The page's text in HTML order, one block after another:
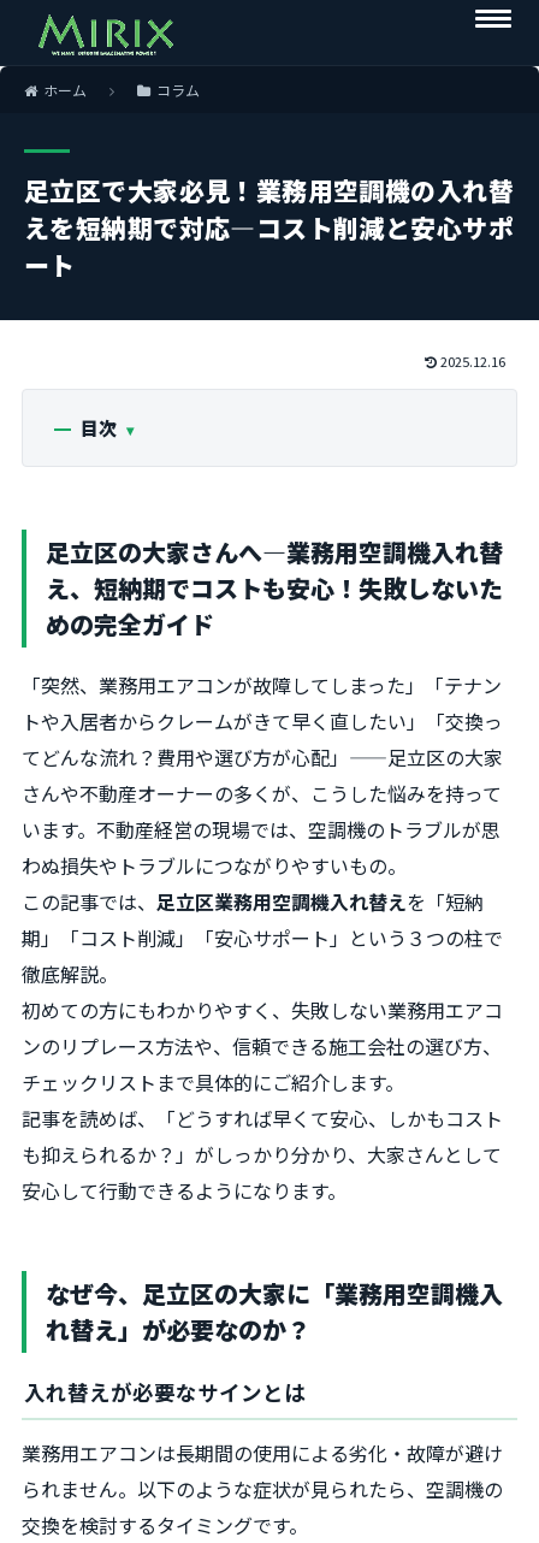
ホーム コラム
足立区で大家必見！業務用空調機の入れ替
えを短納期で対応—コスト削減と安心サポ
ート
2025.12.16
目次
足立区の大家さんへ—業務用空調機入れ替
え、短納期でコストも安心！失敗しないた
めの完全ガイド
「突然、業務用エアコンが故障してしまった」「テナン
トや入居者からクレームがきて早く直したい」「交換っ
てどんな流れ？費用や選び方が心配」——足立区の大家
さんや不動産オーナーの多くが、こうした悩みを持って
います。不動産経営の現場では、空調機のトラブルが思
わぬ損失やトラブルにつながりやすいもの。
この記事では、 足立区業務用空調機入れ替えを「短納
期」「コスト削減」「安心サポート」という３つの柱で
徹底解説。
初めての方にもわかりやすく、失敗しない業務用エアコ
ンのリプレース方法や、信頼できる施工会社の選び方、
チェックリストまで具体的にご紹介します。
記事を読めば、「どうすれば早くて安心、しかもコスト
も抑えられるか？」がしっかり分かり、大家さんとして
安心して行動できるようになります。
なぜ今、足立区の大家に「業務用空調機入
れ替え」が必要なのか？
入れ替えが必要なサインとは
業務用エアコンは長期間の使用による劣化・故障が避け
られません。以下のような症状が見られたら、空調機の
交換を検討するタイミングです。